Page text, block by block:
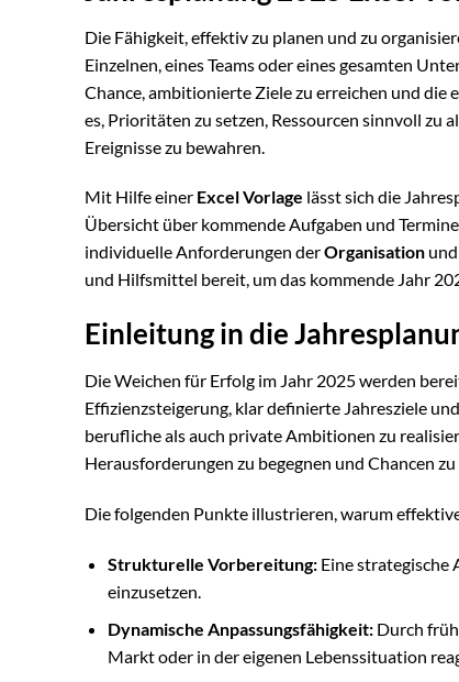
Die Fähigkeit, effektiv zu planen und zu
Einzelnen, eines Teams oder eines gesamten
Chance, ambitionierte Ziele zu erreichen und
es, Prioritäten zu setzen, Ressourcen sinnvoll
Ereignisse zu bewahren.
Mit Hilfe einer Excel Vorlage lässt sich die
Übersicht über kommende Aufgaben und
individuelle Anforderungen derOrganisation
und Hilfsmittel bereit, um das kommende Jahr
Einleitung in die
Die Weichen für Erfolg im Jahr 2025 werden
Effizienzsteigerung, klar definierte Jahresziele
berufliche als auch private Ambitionen zu
Herausforderungen zu begegnen und Chancen
Die folgenden Punkte illustrieren, warum
Strukturelle Vorbereitung:Eine strategische
einzusetzen.
Dynamische Anpassungsfähigkeit:Durch
Markt oder in der eigenen Lebenssituation